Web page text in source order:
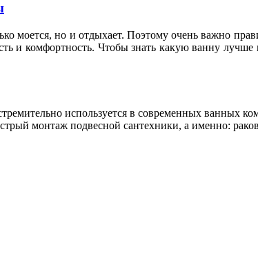
моется, но и отдыхает. Поэтому очень важно
и комфортность. Чтобы знать какую ванну
используется в современных ванных
монтаж подвесной сантехники, а именно: